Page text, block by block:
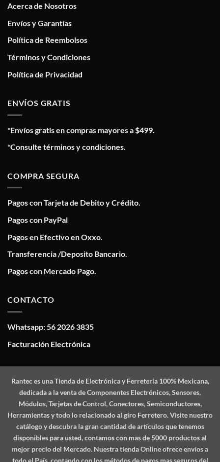
Acerca de Nosotros
Envíos y Garantías
Política de Reembolsos
Términos y Condiciones
Política de Privacidad
ENVÍOS GRATIS
*Envíos gratis en compras mayores a $499.
*Consulte términos y condiciones.
COMPRA SEGURA
Pagos con Tarjeta de Debito y Crédito.
Pagos con PayPal
Pagos en Efectivo en Oxxo.
Transferencia /Deposito Bancario.
Pagos con Mercado Pago.
CONTACTO
Whatsapp: 56 2026 3835
Facturación Electrónica
Ranteces una Tienda de Electrónica y Ferretería 100% Mexicana,
dedicada a la venta de Componentes Electrónicos, Sensores,
Módulos, Tarjetas de Control, Conectores, Semiconductores,
Herramientas y todo lo relacionado al giro Ferretero. Visite nuestro
catálogo y descubra la gran cantidad de artículos que tenemos
disponibles para usted, contamos con mas de 5000 productos al
mejor precio del Mercado. Nuestra tienda Online ofrece envíos a
todo el País, contando con los métodos de pagos mas seguros del